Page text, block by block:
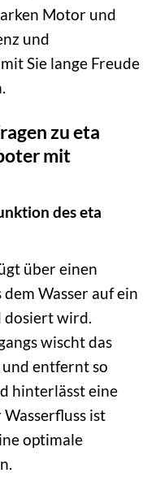
Motor und
und
Sie lange Freude
zu eta
mit
des eta
über einen
Wasser auf ein
dosiert wird.
wischt das
entfernt so
hinterlässt eine
ist
optimale